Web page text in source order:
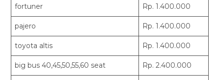
fortuner Rp. 1.400.000
pajero Rp. 1.400.000
toyota altis Rp. 1.400.000
big bus 40,45,50,55,60 seat Rp. 2.400.000